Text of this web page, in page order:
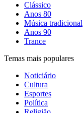
Clássico
Anos 80
Música tradicional
Anos 90
Trance
Temas mais populares
Noticiário
Cultura
Esportes
Política